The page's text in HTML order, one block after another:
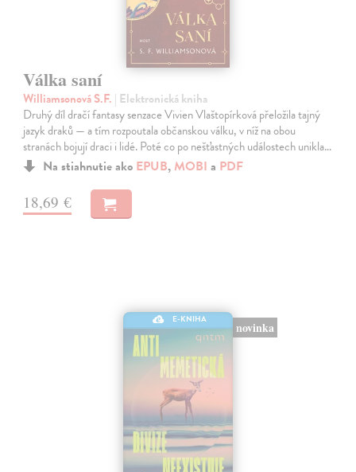
Válka saní
Williamsonová S.F. | Elektronická kniha
Druhý díl dračí fantasy senzace Vivien Vlaštopírková přeložila tajný
jazyk draků — a tím rozpoutala občanskou válku, v níž na obou
stranách bojují draci i lidé. Poté co po nešťastných událostech unikla…
Na stiahnutie ako EPUB, MOBI a PDF
18,69 €
E-KNIHA
novinka